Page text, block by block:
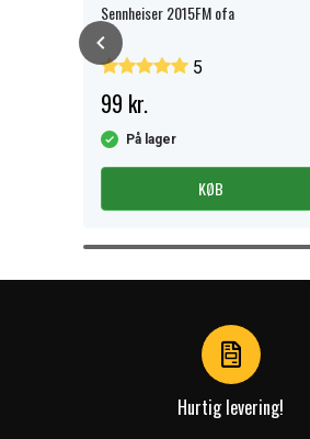
Sennheiser 2015FM ofa
5
99 kr.
På lager
KØB
Item
Hurtig levering!